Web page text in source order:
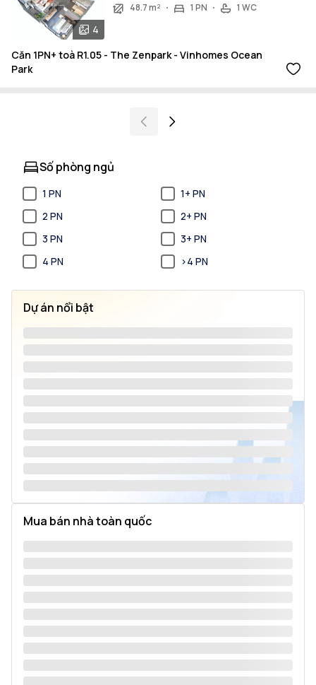
4
48.7 m²
1 PN 1 WC
Căn 1PN+ toà R1.05 - The Zenpark - Vinhomes Ocean
Park
Số phòng ngủ
1 PN
1+ PN
2 PN
2+ PN
3 PN
3+ PN
4 PN
>4 PN
Dự án nổi bật
Mua bán nhà toàn quốc